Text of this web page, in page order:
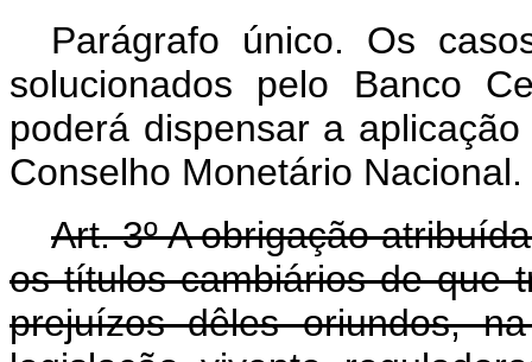
Parágrafo único. Os
solucionados pelo Banco
poderá dispensar a
Conselho Monetário Nacional.
Art. 3º A obrigação
os títulos cambiários de que
prejuízos dêles oriundos,